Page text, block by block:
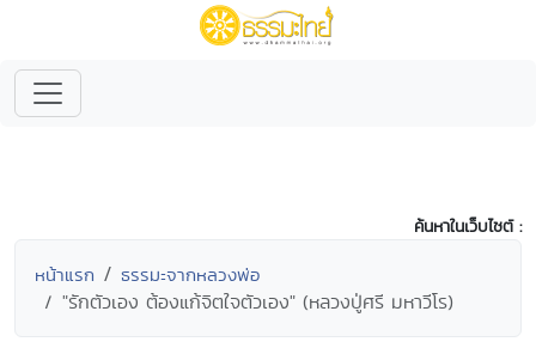
ค้นหาในเว็บไซต์ :
หน้าแรก ธรรมะจากหลวงพ่อ
"รักตัวเอง ต้องแก้จิตใจตัวเอง" (หลวงปู่ศรี มหาวีโร)